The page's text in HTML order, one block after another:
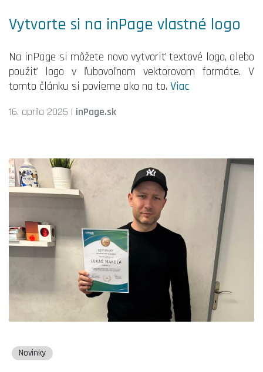
Vytvorte si na inPage vlastné logo
Na inPage si môžete novo vytvoriť textové logo, alebo
použiť logo v ľubovoľnom vektorovom formáte. V
tomto článku si povieme ako na to. Viac
16. apríla 2025 | inPage.sk
Novinky